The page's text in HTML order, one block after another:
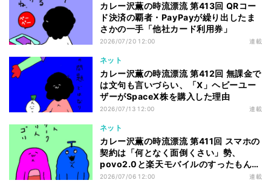
カレー沢薫の時流漂流 第413回 QRコー
ド決済の覇者・PayPayが繰り出したま
さかの一手「他社カード利用券」
2026/07/20 12:00 連載
ネット
カレー沢薫の時流漂流 第412回 無課金で
は文句も言いづらい、「X」ヘビーユー
ザーがSpaceX株を購入した理由
2026/07/13 12:00 連載
ネット
カレー沢薫の時流漂流 第411回 スマホの
契約は「何となく面倒くさい」勢、
povo2.0と楽天モバイルのすったもんだ
を眺める
2026/07/06 12:00 連載